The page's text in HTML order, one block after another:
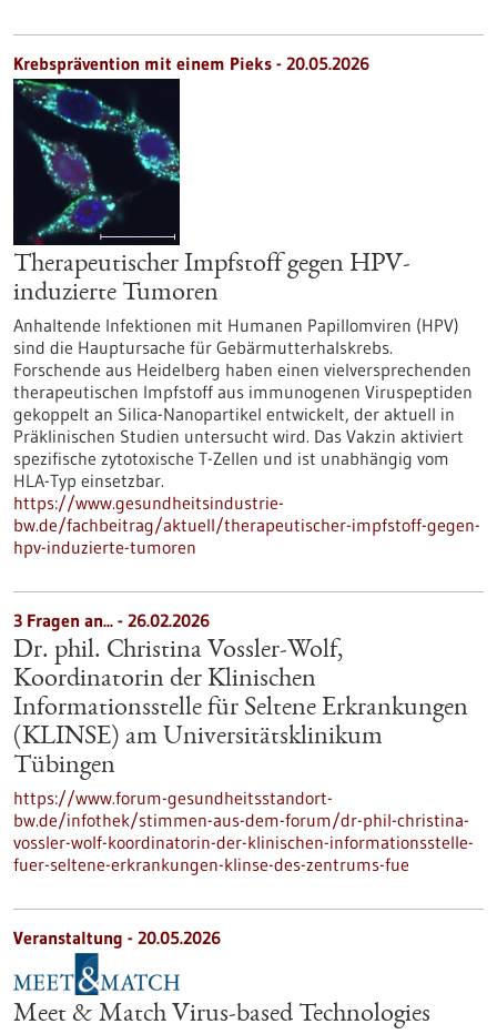
Krebsprävention mit einem Pieks - 20.05.2026
Therapeutischer Impfstoff gegen HPV-
induzierte Tumoren
Anhaltende Infektionen mit Humanen Papillomviren (HPV)
sind die Hauptursache für Gebärmutterhalskrebs.
Forschende aus Heidelberg haben einen vielversprechenden
therapeutischen Impfstoff aus immunogenen Viruspeptiden
gekoppelt an Silica-Nanopartikel entwickelt, der aktuell in
Präklinischen Studien untersucht wird. Das Vakzin aktiviert
spezifische zytotoxische T-Zellen und ist unabhängig vom
HLA-Typ einsetzbar.
https://www.gesundheitsindustrie-
bw.de/fachbeitrag/aktuell/therapeutischer-impfstoff-gegen-
hpv-induzierte-tumoren
3 Fragen an... - 26.02.2026
Dr. phil. Christina Vossler-Wolf,
Koordinatorin der Klinischen
Informationsstelle für Seltene Erkrankungen
(KLINSE) am Universitätsklinikum
Tübingen
https://www.forum-gesundheitsstandort-
bw.de/infothek/stimmen-aus-dem-forum/dr-phil-christina-
vossler-wolf-koordinatorin-der-klinischen-informationsstelle-
fuer-seltene-erkrankungen-klinse-des-zentrums-fue
Veranstaltung - 20.05.2026
Meet & Match Virus-based Technologies